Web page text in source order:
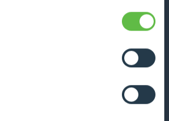
"Modifichi il suo consenso" e
nel footer presente in ogni
i diritti riconosciuti all'interessato ai
una
apposita procedura.